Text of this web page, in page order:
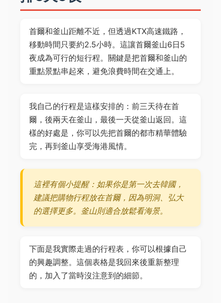
首爾和釜山距離不近，但透過KTX高速鐵路，
移動時間只要約2.5小時。這讓首爾釜山6日5
夜成為可行的短行程。關鍵是把首爾和釜山的
重點景點串起來，避免浪費時間在交通上。
我自己的行程是這樣安排的：前三天待在首
爾，後兩天在釜山，最後一天從釜山返回。這
樣的好處是，你可以先把首爾的都市精華體驗
完，再到釜山享受海港風情。
這裡有個小提醒：如果你是第一次去韓國，
建議把購物行程放在首爾，因為明洞、弘大
的選擇更多。釜山則適合放鬆看海景。
下面是我實際走過的行程表，你可以根據自己
的興趣調整。這個表格是我回來後重新整理
的，加入了當時沒注意到的細節。